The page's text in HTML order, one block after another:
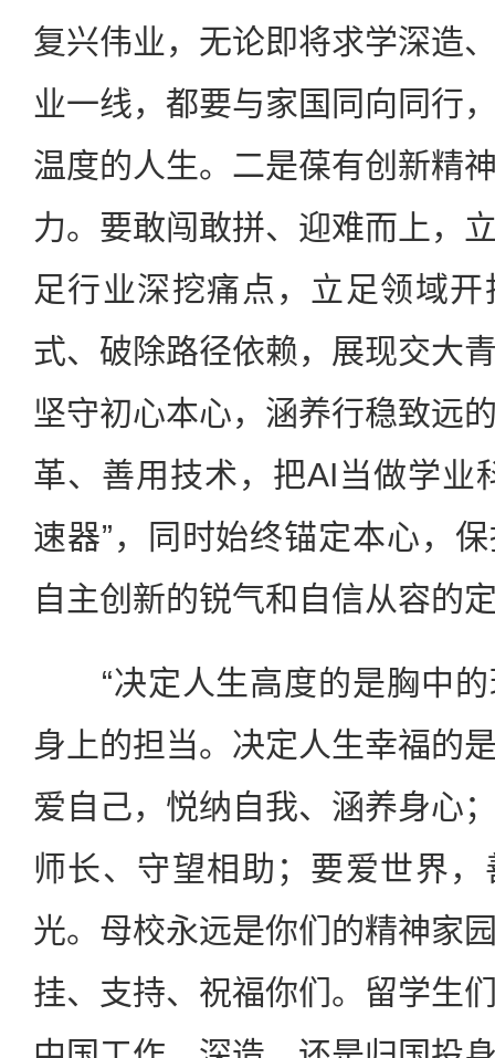
复兴伟业，无论即将求学深造
业一线，都要与家国同向同行
温度的人生。二是葆有创新精
力。要敢闯敢拼、迎难而上，
足行业深挖痛点，立足领域
式、破除路径依赖，展现交大
坚守初心本心，涵养行稳致远
革、善用技术，把AI当做学业
速器”，同时始终锚定本心，
自主创新的锐气和自信从容的
“决定人生高度的是胸中的
身上的担当。决定人生幸福
爱自己，悦纳自我、涵养身心
师长、守望相助；要爱世界
光。母校永远是你们的精神家
挂、支持、祝福你们。留学生